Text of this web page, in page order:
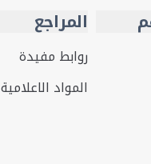
المراجع
روابط مفيدة
المواد الاعلامية